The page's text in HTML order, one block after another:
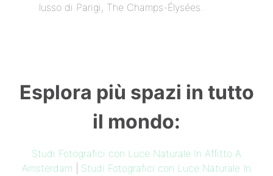
lusso di Parigi, The Champs-Élysées.
Esplora più spazi in tutto
il mondo:
Studi Fotografici con Luce Naturale In Affitto A
Amsterdam
Studi Fotografici con Luce Naturale In